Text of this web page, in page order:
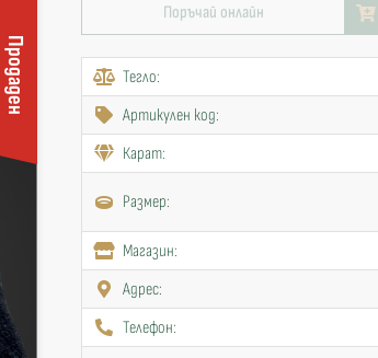
Продаден
Поръчай онлайн
Тегло:
Артикулен код:
Карат:
Размер:
Mагазин:
Адрес:
Телефон: